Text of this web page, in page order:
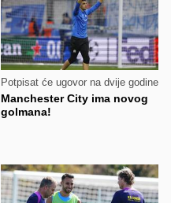
Potpisat će ugovor na dvije godine
Manchester City ima novog
golmana!